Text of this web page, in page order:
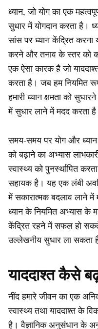
ध्यान, जो योग का एक
सुधार में योगदान करता है।
सांस पर ध्यान केंद्रित करना
करने और तनाव के स्तर को
एक ऐसा कारक है जो
करता है। जब हम नियमित
हमारी ध्यान क्षमता को
में सुधार लाने में मदद करता
समय-समय पर योग और ध्यान
को बढ़ाने का अभ्यास
स्वास्थ्य को पुनर्स्थापित
सहायक है। यह एक लंबी
में सकारात्मक बदलाव लाने
ध्यान के नियमित अभ्यास के
केंद्रित रहने में सफल हो सकते
उल्लेखनीय सुधार ला सकता
याददाश्त कैसे
नींद हमारे जीवन का एक
स्वास्थ्य तथा याददाश्त के
है। वैज्ञानिक अनुसंधान के